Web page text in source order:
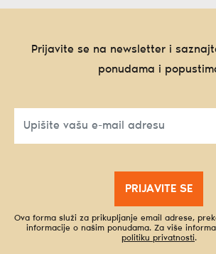
Prijavite se na newsletter i
ponudama i
PRIJAVITE SE
Ova forma služi za prikupljanje email adrese,
informacije o našim ponudama. Za više
politiku privatnosti.